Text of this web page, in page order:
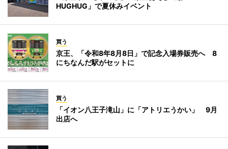
HUGHUG」で夏休みイベント
買う
京王、「令和8年8月8日」で記念入場券販売へ 8
にちなんだ駅がセットに
買う
「イオン八王子滝山」に「アトリエうかい」 9月
出店へ